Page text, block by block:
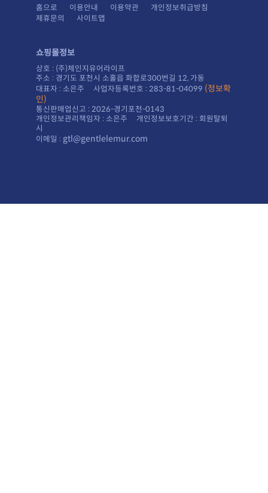
홈으로 이용안내 이용약관
개인정보취급방침
제휴문의
사이트맵
쇼핑몰정보
상호 : (주)체인지유어라이프
주소 : 경기도 포천시 소홀읍 화합로300번길 12, 가동
대표자 : 소은주 사업자등록번호 : 283-81-04099
인)
통신판매업신고 : 2026-경기포천-0143
시
이메일 : gtl@gentlelemur.com